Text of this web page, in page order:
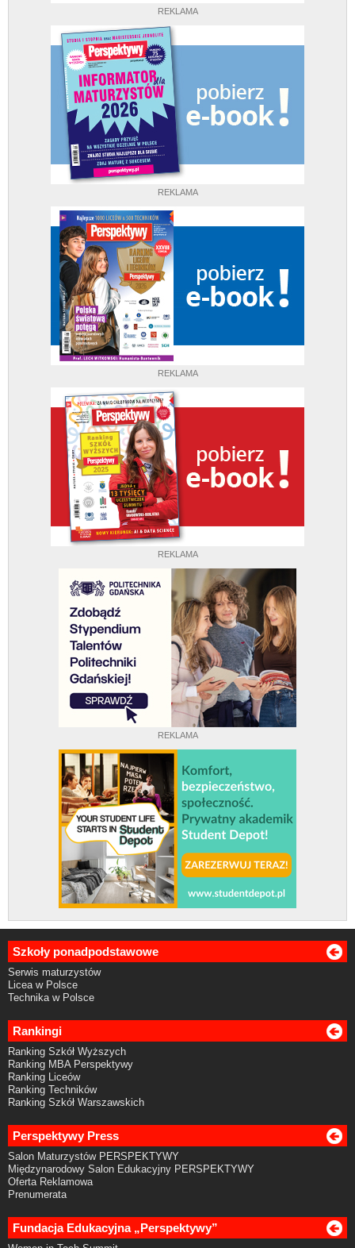
REKLAMA
REKLAMA
REKLAMA
REKLAMA
REKLAMA
Szkoły ponadpodstawowe
Serwis maturzystów
Licea w Polsce
Technika w Polsce
Rankingi
Ranking Szkół Wyższych
Ranking MBA Perspektywy
Ranking Liceów
Ranking Techników
Ranking Szkół Warszawskich
Perspektywy Press
Salon Maturzystów PERSPEKTYWY
Międzynarodowy Salon Edukacyjny PERSPEKTYWY
Oferta Reklamowa
Prenumerata
Fundacja Edukacyjna „Perspektywy”